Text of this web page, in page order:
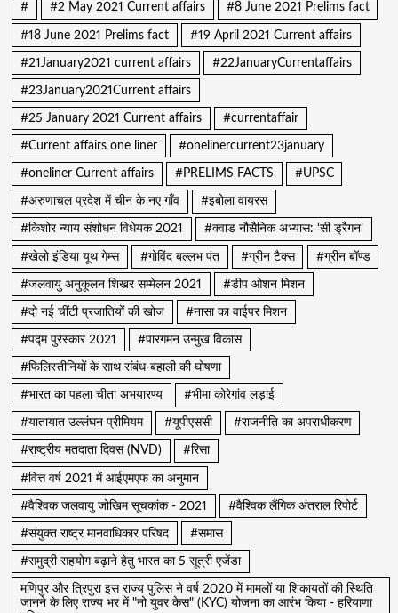
# #2 May 2021 Current affairs #8 June 2021 Prelims fact
#18 June 2021 Prelims fact #19 April 2021 Current affairs
#21January2021 current affairs #22JanuaryCurrentaffairs
#23January2021Current affairs
#25 January 2021 Current affairs #currentaffair
#Current affairs one liner #onelinercurrent23january
#oneliner Current affairs #PRELIMS FACTS #UPSC
#अरुणाचल प्रदेश में चीन के नए गाँव #इबोला वायरस
#किशोर न्याय संशोधन विधेयक 2021 #क्वाड नौसैनिक अभ्यास: ‘सी ड्रैगन’
#खेलो इंडिया यूथ गेम्स #गोविंद बल्लभ पंत #ग्रीन टैक्स #ग्रीन बॉण्ड
#जलवायु अनुकूलन शिखर सम्मेलन 2021 #डीप ओशन मिशन
#दो नई चींटी प्रजातियों की खोज #नासा का वाईपर मिशन
#पद्म पुरस्कार 2021 #पारगमन उन्मुख विकास
#फिलिस्तीनियों के साथ संबंध-बहाली की घोषणा
#भारत का पहला चीता अभयारण्य #भीमा कोरेगांव लड़ाई
#यातायात उल्लंघन प्रीमियम #यूपीएससी #राजनीति का अपराधीकरण
#राष्ट्रीय मतदाता दिवस (NVD) #रिसा
#वित्त वर्ष 2021 में आईएमएफ का अनुमान
#वैश्विक जलवायु जोखिम सूचकांक - 2021 #वैश्विक लैंगिक अंतराल रिपोर्ट
#संयुक्त राष्ट्र मानवाधिकार परिषद #समास
#समुद्री सहयोग बढ़ाने हेतु भारत का 5 सूत्री एजेंडा
मणिपुर और त्रिपुरा इस राज्य पुलिस ने वर्ष 2020 में मामलों या शिकायतों की स्थिति
जानने के लिए राज्य भर में "नो युवर केस" (KYC) योजना का आरंभ किया - हरियाणा